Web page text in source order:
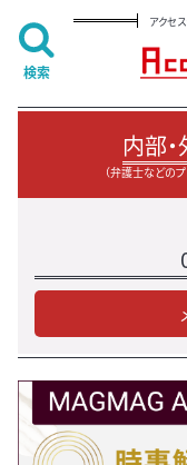
アクセ
内部
（弁護士などの
検索